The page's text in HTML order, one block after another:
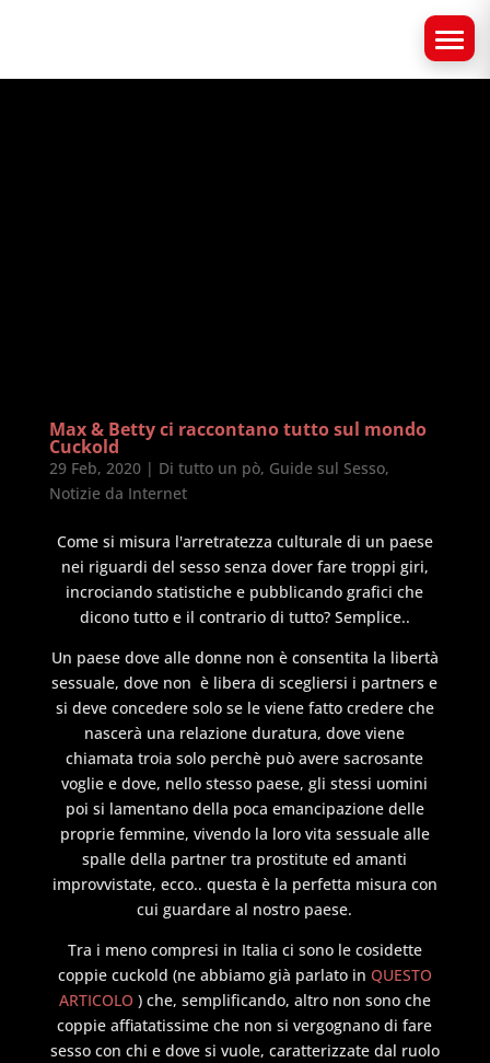
Max & Betty ci raccontano tutto sul mondo
Cuckold
29 Feb, 2020| Di tutto un pò, Guide sul Sesso,
Notizie da Internet
Come si misura l'arretratezza culturale di un paese
nei riguardi del sesso senza dover fare troppi giri,
incrociando statistiche e pubblicando grafici che
dicono tutto e il contrario di tutto? Semplice..
Un paese dove alle donne non è consentita la libertà
sessuale, dove non è libera di scegliersi i partners e
si deve concedere solo se le viene fatto credere che
nascerà una relazione duratura, dove viene
chiamata troia solo perchè può avere sacrosante
voglie e dove, nello stesso paese, gli stessi uomini
poi si lamentano della poca emancipazione delle
proprie femmine, vivendo la loro vita sessuale alle
spalle della partner tra prostitute ed amanti
improvvistate, ecco.. questa è la perfetta misura con
cui guardare al nostro paese.
Tra i meno compresi in Italia ci sono le cosidette
coppie cuckold (ne abbiamo già parlato in QUESTO
ARTICOLO ) che, semplificando, altro non sono che
coppie affiatatissime che non si vergognano di fare
sesso con chi e dove si vuole, caratterizzate dal ruolo